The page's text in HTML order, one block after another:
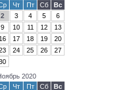
Чт Пт Сб
Вс
2
3 4 5
6
9
10 11 12
13
17 18 19
20
24 25 26
27
2020
Чт Пт Сб Вс